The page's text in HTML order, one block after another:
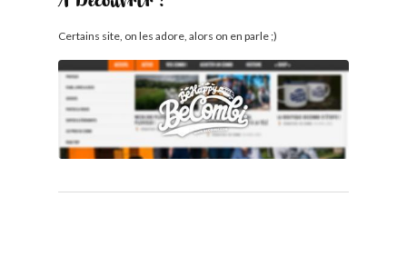
À Découvrir !
Certains site, on les adore, alors on en parle ;)